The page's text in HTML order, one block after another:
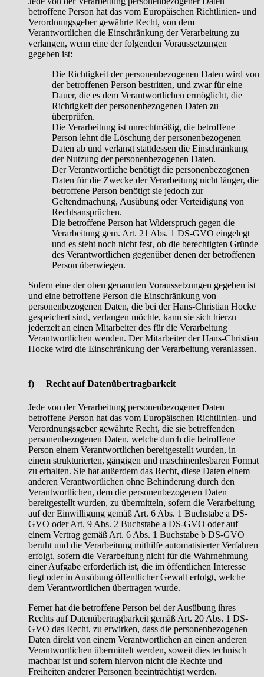
betroffene Person hat das vom Europäischen Richtlinien- und
Verordnungsgeber gewährte Recht, von dem
Verantwortlichen die Einschränkung der Verarbeitung zu
verlangen, wenn eine der folgenden Voraussetzungen
gegeben ist:
Die Richtigkeit der personenbezogenen Daten wird von
der betroffenen Person bestritten, und zwar für eine
Dauer, die es dem Verantwortlichen ermöglicht, die
Richtigkeit der personenbezogenen Daten zu
überprüfen.
Die Verarbeitung ist unrechtmäßig, die betroffene
Person lehnt die Löschung der personenbezogenen
Daten ab und verlangt stattdessen die Einschränkung
der Nutzung der personenbezogenen Daten.
Der Verantwortliche benötigt die personenbezogenen
Daten für die Zwecke der Verarbeitung nicht länger, die
betroffene Person benötigt sie jedoch zur
Geltendmachung, Ausübung oder Verteidigung von
Rechtsansprüchen.
Die betroffene Person hat Widerspruch gegen die
Verarbeitung gem. Art. 21 Abs. 1 DS-GVO eingelegt
und es steht noch nicht fest, ob die berechtigten Gründe
des Verantwortlichen gegenüber denen der betroffenen
Person überwiegen.
Sofern eine der oben genannten Voraussetzungen gegeben ist
und eine betroffene Person die Einschränkung von
personenbezogenen Daten, die bei der Hans-Christian Hocke
gespeichert sind, verlangen möchte, kann sie sich hierzu
jederzeit an einen Mitarbeiter des für die Verarbeitung
Verantwortlichen wenden. Der Mitarbeiter der Hans-Christian
Hocke wird die Einschränkung der Verarbeitung veranlassen.
f) Recht auf Datenübertragbarkeit
Jede von der Verarbeitung personenbezogener Daten
betroffene Person hat das vom Europäischen Richtlinien- und
Verordnungsgeber gewährte Recht, die sie betreffenden
personenbezogenen Daten, welche durch die betroffene
Person einem Verantwortlichen bereitgestellt wurden, in
einem strukturierten, gängigen und maschinenlesbaren Format
zu erhalten. Sie hat außerdem das Recht, diese Daten einem
anderen Verantwortlichen ohne Behinderung durch den
Verantwortlichen, dem die personenbezogenen Daten
bereitgestellt wurden, zu übermitteln, sofern die Verarbeitung
auf der Einwilligung gemäß Art. 6 Abs. 1 Buchstabe a DS-
GVO oder Art. 9 Abs. 2 Buchstabe a DS-GVO oder auf
einem Vertrag gemäß Art. 6 Abs. 1 Buchstabe b DS-GVO
beruht und die Verarbeitung mithilfe automatisierter Verfahren
erfolgt, sofern die Verarbeitung nicht für die Wahrnehmung
einer Aufgabe erforderlich ist, die im öffentlichen Interesse
liegt oder in Ausübung öffentlicher Gewalt erfolgt, welche
dem Verantwortlichen übertragen wurde.
Ferner hat die betroffene Person bei der Ausübung ihres
Rechts auf Datenübertragbarkeit gemäß Art. 20 Abs. 1 DS-
GVO das Recht, zu erwirken, dass die personenbezogenen
Daten direkt von einem Verantwortlichen an einen anderen
Verantwortlichen übermittelt werden, soweit dies technisch
machbar ist und sofern hiervon nicht die Rechte und
Freiheiten anderer Personen beeinträchtigt werden.